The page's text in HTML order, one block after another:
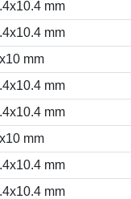
mm
mm
mm
mm
mm
mm
mm
mm